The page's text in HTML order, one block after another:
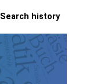
Search history